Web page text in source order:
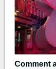
Comment